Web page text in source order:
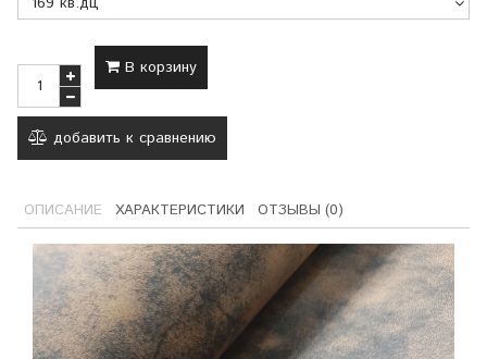
В корзину
добавить к сравнению
ОПИСАНИЕ ХАРАКТЕРИСТИКИ ОТЗЫВЫ (0)